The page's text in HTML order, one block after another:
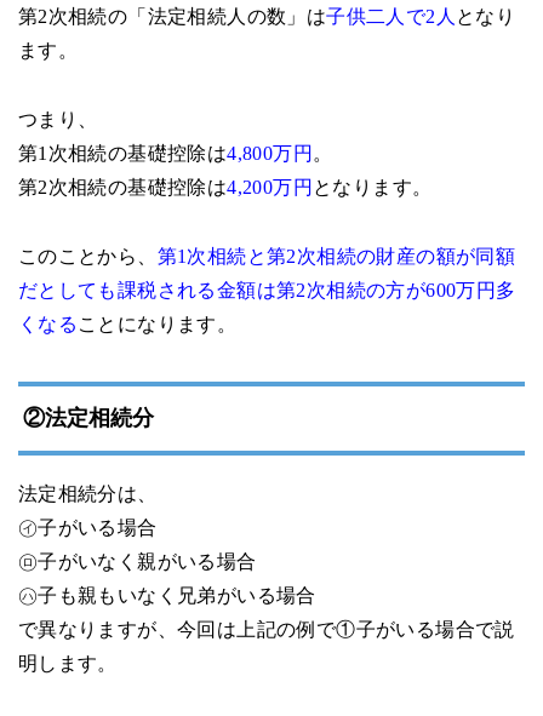
第2次相続の「法定相続人の数」は子供二人で2人 となり
ます。
つまり、
第1次相続の基礎控除は4,800万円 。
第2次相続の基礎控除は4,200万円 となります。
このことから、 第1次相続と第2次相続の財産の額が同額
だとしても課税される金額は第2次相続の方が600万円多
くなる ことになります。
②法定相続分
法定相続分は、
㋑子がいる場合
㋺子がいなく親がいる場合
㋩子も親もいなく兄弟がいる場合
で異なりますが、今回は上記の例で①子がいる場合で説
明します。